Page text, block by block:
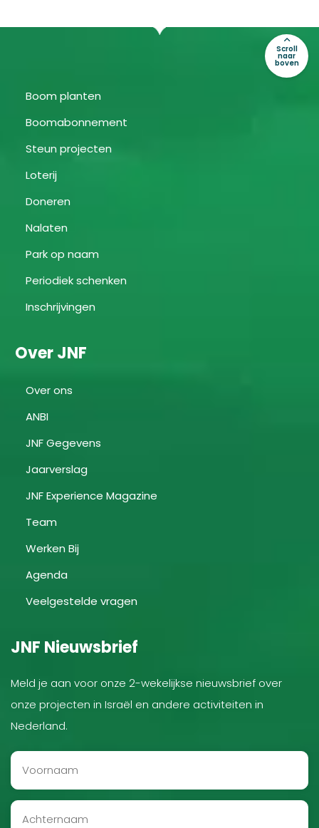
Boom planten
Boomabonnement
Steun projecten
Loterij
Doneren
Nalaten
Park op naam
Periodiek schenken
Inschrijvingen
Over JNF
Over ons
ANBI
JNF Gegevens
Jaarverslag
JNF Experience Magazine
Team
Werken Bij
Agenda
Veelgestelde vragen
Scroll
naar
boven
JNF Nieuwsbrief
Meld je aan voor onze 2-wekelijkse nieuwsbrief over
onze projecten in Israël en andere activiteiten in
Nederland.